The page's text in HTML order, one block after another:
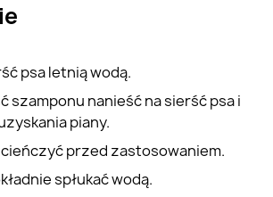
psa letnią wodą.
szamponu nanieść na sierść psa i
piany.
przed zastosowaniem.
spłukać wodą.